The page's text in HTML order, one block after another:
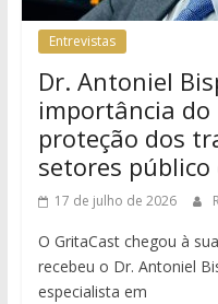
Entrevistas
Dr. Antoniel
importância do
proteção dos
setores público
17 de julho de 2026
O GritaCast chegou à
recebeu o Dr. Antoniel
especialista em